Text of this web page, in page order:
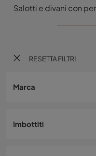
RESETTA FILTRI
Marca
Imbottiti